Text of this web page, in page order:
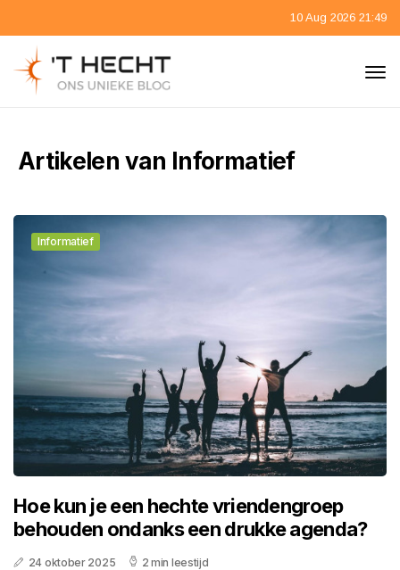
10 Aug 2026 21:49
Artikelen van Informatief
Informatief
Hoe kun je een hechte vriendengroep
behouden ondanks een drukke agenda?
24 oktober 2025 2 min leestijd